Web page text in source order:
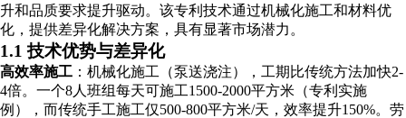
升和品质要求提升驱动。该专利技术通过机械化施工和材料优
化，提供差异化解决方案，具有显著市场潜力。
1.1 技术优势与差异化
高效率施工 ：机械化施工（泵送浇注），工期比传统方法加快2-
4倍。一个8人班组每天可施工1500-2000平方米（专利实施
例），而传统手工施工仅500-800平方米/天，效率提升150%。劳